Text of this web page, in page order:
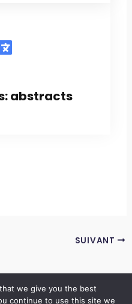
abstracts
SUIVANT
we give you the best
continue to use this site we